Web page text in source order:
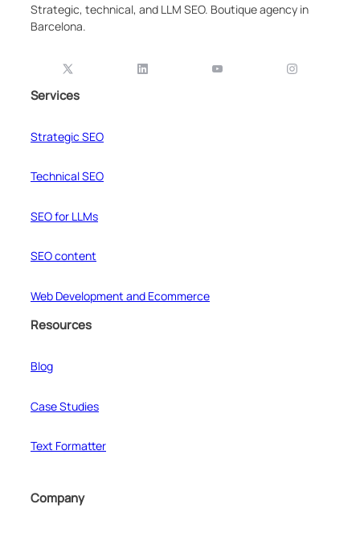
Strategic, technical, and LLM SEO. Boutique agency in
Barcelona.
Services
Strategic SEO
Technical SEO
SEO for LLMs
SEO content
Web Development and Ecommerce
Resources
Blog
Case Studies
Text Formatter
Company